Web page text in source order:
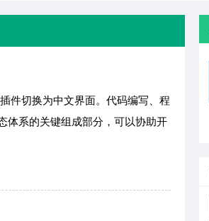
件切换为中文界面。代码编写、程
体系的关键组成部分，可以协助开